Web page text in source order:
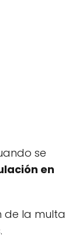
se
en
de la multa